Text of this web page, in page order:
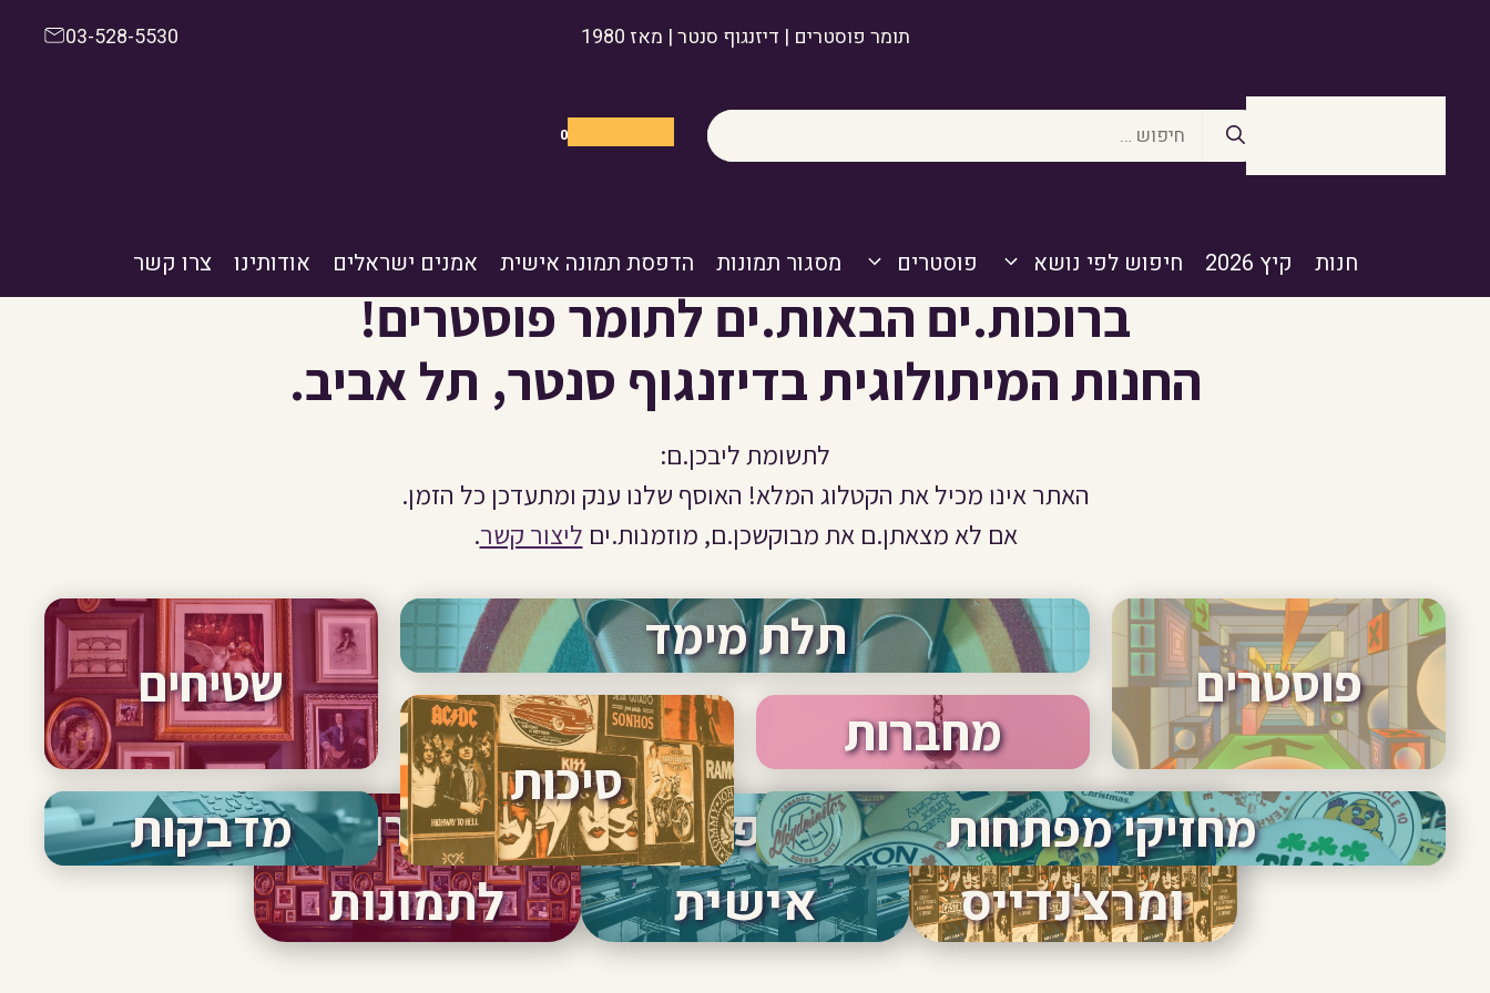
תומר פוסטרים | דיזנגוף סנטר | מאז 1980 03-528-5530
0
חנות קיץ 2026 חיפוש לפי נושא פוסטרים מסגור תמונות הדפסת תמונה אישית אמנים ישראלים אודותינו צרו קשר
פוסטרים
ומרצ'נדייס
הדפסה
אישית
מסגרות
לתמונות
ברוכות.ים הבאות.ים לתומר פוסטרים!
החנות המיתולוגית בדיזנגוף סנטר, תל אביב.
לתשומת ליבכן.ם:
האתר אינו מכיל את הקטלוג המלא! האוסף שלנו ענק ומתעדכן כל הזמן.
אם לא מצאתן.ם את מבוקשכן.ם, מוזמנות.ים ליצור קשר.
שטיחים
מדבקות
תלת מימד
סיכות
מחברות
מחזיקי מפתחות
פוסטרים